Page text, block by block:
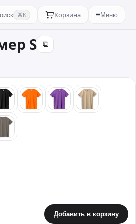
⌘K Корзина ≡Меню
S ⧉
черный оранжевыйфиолетовыйпесочный
стальной
Добавить в корзину